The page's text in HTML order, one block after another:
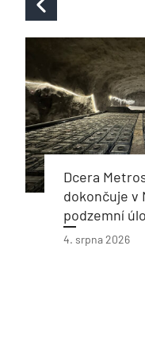
Dcera
dokončuje v
podzemní
4. srpna 2026